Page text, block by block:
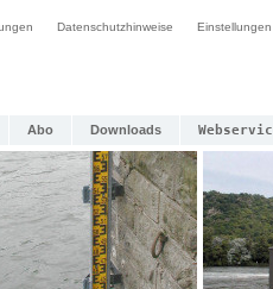
Datenschutzhinweise Einstellungen
Abo Downloads